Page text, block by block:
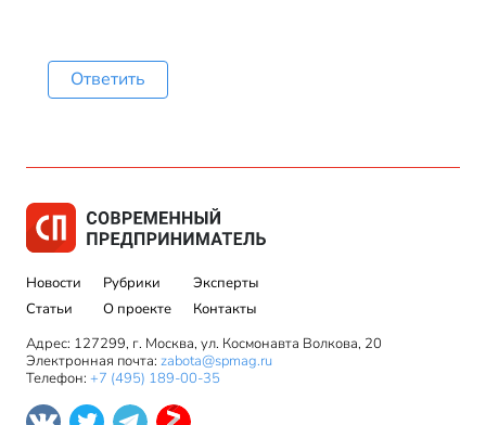
Ответить
Новости
Статьи
Рубрики
О проекте
Эксперты
Контакты
Адрес: 127299, г. Москва, ул. Космонавта Волкова, 20
Электронная почта: zabota@spmag.ru
Телефон: +7 (495) 189-00-35